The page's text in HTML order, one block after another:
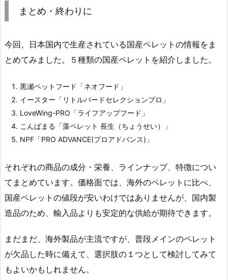
まとめ・終わりに
今回、日本国内で生産されている国産ペレットの情報をま
とめてみました。５種類の国産ペレットを紹介しました。
黒瀬ペットフード「ネオフード」
イースター「リトルバードセレクションプロ」
LoveWing-PRO「ライフアップフード」
こんぱまる「藻ペレット 長生（ちょうせい）」
NPF「PRO ADVANCE(プロアドバンス)」
それぞれの商品の成分・栄養、ラインナップ、特徴につい
てまとめています。価格面では、海外のペレットに比べ、
国産ペレットの値段が安いわけではありませんが、国内製
造品のため、輸入品よりも安定的な供給が期待できます。
まだまだ、海外製品が主流ですが、普段メインのペレット
が欠品した時に備えて、選択肢の１つとして検討してみて
もよいかもしれません。